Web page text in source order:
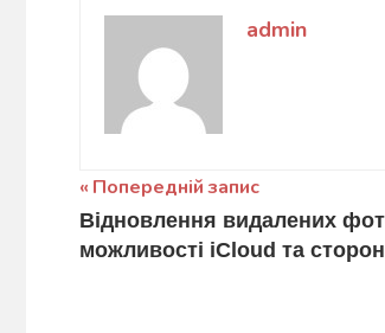
admin
Навігація
записів
Попередній запис
Відновлення видалених
можливості iCloud та